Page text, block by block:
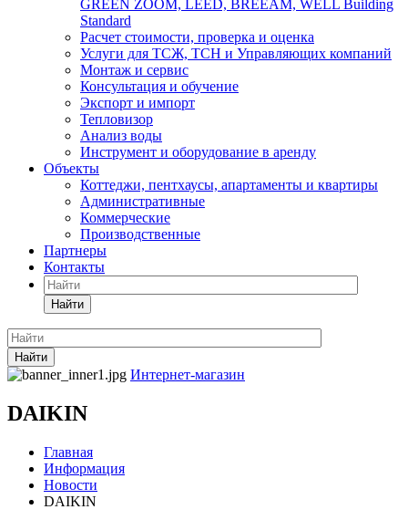
GREEN ZOOM, LEED, BREEAM, WELL Building
Standard
Расчет стоимости, проверка и оценка
Услуги для ТСЖ, ТСН и Управляющих компаний
Монтаж и сервис
Консультация и обучение
Экспорт и импорт
Тепловизор
Анализ воды
Инструмент и оборудование в аренду
Объекты
Коттеджи, пентхаусы, апартаменты и квартиры
Административные
Коммерческие
Производственные
Партнеры
Контакты
Найти
Найти
Интернет-магазин
DAIKIN
Главная
Информация
Новости
DAIKIN